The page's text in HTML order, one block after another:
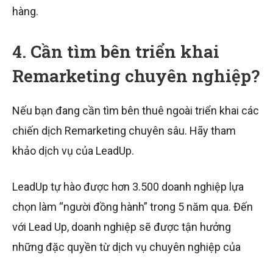
hàng.
4. Cần tìm bên triển khai
Remarketing chuyên nghiệp?
Nếu bạn đang cần tìm bên thuê ngoài triển khai các
chiến dịch Remarketing chuyên sâu. Hãy tham
khảo dịch vụ của LeadUp.
LeadUp tự hào được hơn 3.500 doanh nghiệp lựa
chọn làm “người đồng hành” trong 5 năm qua. Đến
với Lead Up, doanh nghiệp sẽ được tận hưởng
những đặc quyền từ dịch vụ chuyên nghiệp của